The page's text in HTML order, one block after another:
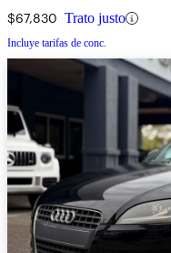
$67,830 Trato justo
Incluye tarifas de conc.